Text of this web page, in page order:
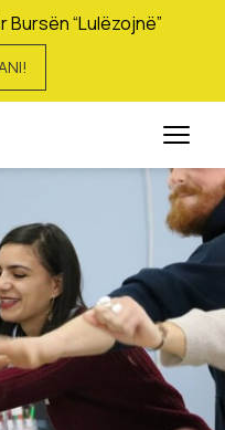
Bursën “Lulëzojnë”